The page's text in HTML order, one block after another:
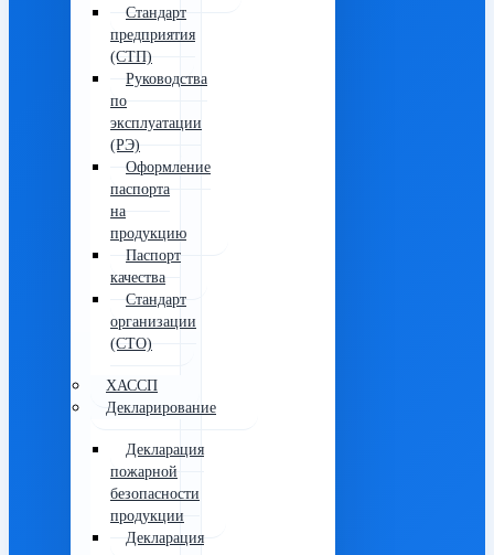
Стандарт
предприятия
(СТП)
Руководства
по
эксплуатации
(РЭ)
Оформление
паспорта
на
продукцию
Паспорт
качества
Стандарт
организации
(СТО)
ХАССП
Декларирование
Декларация
пожарной
безопасности
продукции
Декларация